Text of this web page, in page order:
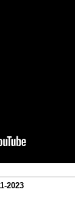
2023